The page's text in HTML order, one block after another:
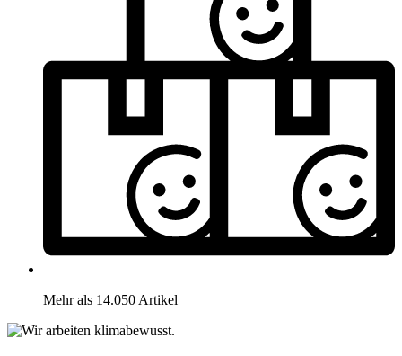
Mehr als 14.050 Artikel